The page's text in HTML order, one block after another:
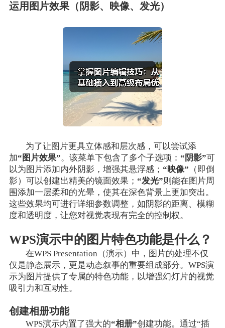
运用图片效果（阴影、映像、发光）
为了让图片更具立体感和层次感，可以尝试添
加“图片效果”。该菜单下包含了多个子选项： “阴影”可
以为图片添加内外阴影，增强其悬浮感； “映像” （即倒
影）可以创建出精美的镜面效果； “发光”则能在图片周
围添加一层柔和的光晕，使其在深色背景上更加突出。
这些效果均可进行详细参数调整，如阴影的距离、模糊
度和透明度，让您对视觉表现有完全的控制权。
WPS演示中的图片特色功能是什么？
在WPS Presentation（演示）中，图片的处理不仅
仅是静态展示，更是动态叙事的重要组成部分。WPS演
示为图片提供了专属的特色功能，以增强幻灯片的视觉
吸引力和互动性。
创建相册功能
WPS演示内置了强大的“相册”创建功能。通过“插